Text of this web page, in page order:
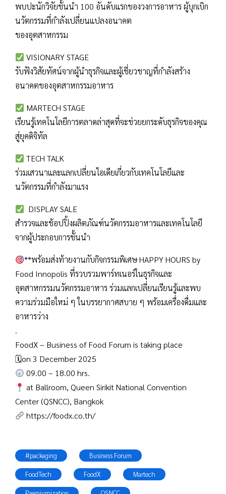
พบปะนักวิจัยชั้นนำ 100 อันดับแรกของวงการอาหาร ผู้บุกเบิก
นวัตกรรมที่กำลังเปลี่ยนแปลงอนาคต
ของอุตสาหกรรม
VISIONARY STAGE
รับฟังวิสัยทัศน์จากผู้นำธุรกิจและผู้เชี่ยวชาญที่กำลังสร้าง
อนาคตของอุตสาหกรรมอาหาร
MARTECH STAGE
เรียนรู้เทคโนโลยีการตลาดล่าสุดที่จะช่วยยกระดับธุรกิจของคุณ
สู่ยุคดิจิทัล
TECH TALK
ร่วมเสวนาและแลกเปลี่ยนไอเดียเกี่ยวกับเทคโนโลยีและ
นวัตกรรมที่กำลังมาแรง
DISPLAY SALE
สำรวจและช้อปปิ้งผลิตภัณฑ์นวัตกรรมอาหารและเทคโนโลยี
จากผู้ประกอบการชั้นนำ
**พร้อมส่งท้ายงานกับกิจกรรมพิเศษ HAPPY HOURS by
Food Innopolis ที่รวบรวมพาร์ทเนอร์ในธุรกิจและ
อุตสาหกรรมนวัตกรรมอาหาร ร่วมแลกเปลี่ยนเรียนรู้และพบ
ความร่วมมือใหม่ ๆ ในบรรยากาศสบาย ๆ พร้อมเครื่องดื่มและ
อาหารว่าง
.
FoodX – Business of Food Forum is taking place
🗓on 3 December 2025
09.00 – 18.00 hrs.
at Ballroom, Queen Sirikit National Convention
Center (QSNCC), Bangkok
https://foodx.co.th/
#packaging Business Forum
FoodTech FoodX Martech